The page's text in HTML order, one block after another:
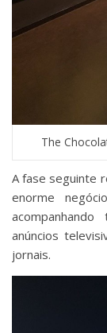
The
A fase seguinte
enorme
anúncios
jornais.